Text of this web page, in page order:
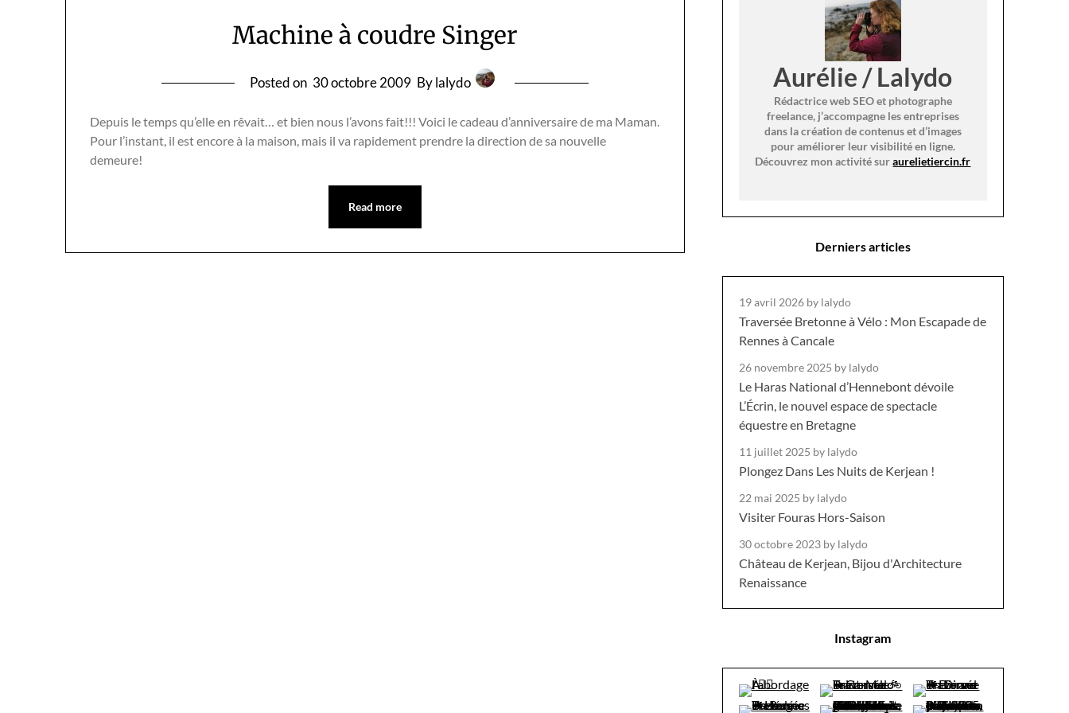
Machine à coudre Singer
Posted on 30 octobre 2009 By lalydo
Depuis le temps qu’elle en rêvait… et bien nous l’avons fait!!! Voici le cadeau d’anniversaire de ma Maman.
Pour l’instant, il est encore à la maison, mais il va rapidement prendre la direction de sa nouvelle
demeure!
Read more
Aurélie / Lalydo
Rédactrice web SEO et photographe
freelance, j’accompagne les entreprises
dans la création de contenus et d’images
pour améliorer leur visibilité en ligne.
Découvrez mon activité suraurelietiercin.fr
Derniers articles
19 avril 2026 by lalydo
Traversée Bretonne à Vélo : Mon Escapade de
Rennes à Cancale
26 novembre 2025 by lalydo
Le Haras National d’Hennebont dévoile
L’Écrin, le nouvel espace de spectacle
équestre en Bretagne
11 juillet 2025 by lalydo
Plongez Dans Les Nuits de Kerjean !
22 mai 2025 by lalydo
Visiter Fouras Hors-Saison
30 octobre 2023 by lalydo
Château de Kerjean, Bijou d'Architecture
Renaissance
Instagram